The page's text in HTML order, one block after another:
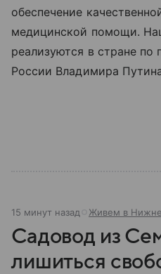
обеспечение
медицинской помощи.
реализуются в стране по
России Владимира
15 минут назад Живем в
Садовод из
лишиться